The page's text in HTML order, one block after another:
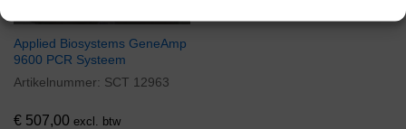
Applied Biosystems GeneAmp
9600 PCR Systeem
Artikelnummer: SCT 12963
€ 507,00 excl. btw